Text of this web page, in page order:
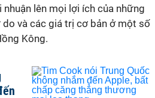
lên mọi lợi ích của những
và các giá trị cơ bản ở một số
Kông.